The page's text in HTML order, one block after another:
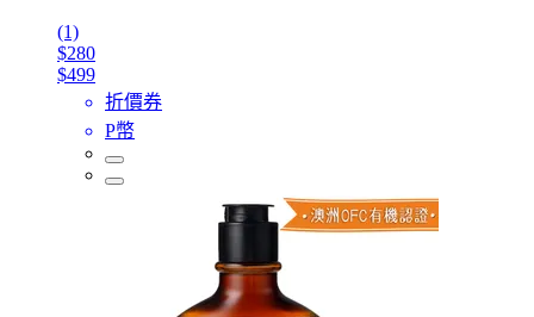
(1)
$280
$499
折價券
P幣